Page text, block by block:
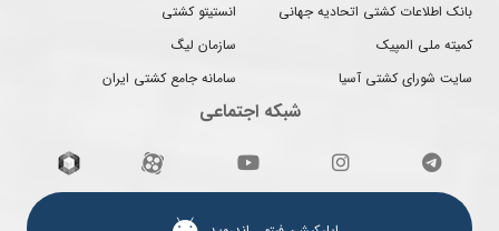
بانک اطلاعات کشتی اتحادیه جهانی
کمیته ملی المپیک
سایت شورای کشتی آسیا
انستیتو کشتی
سازمان لیگ
سامانه جامع کشتی ایران
شبکه اجتماعی